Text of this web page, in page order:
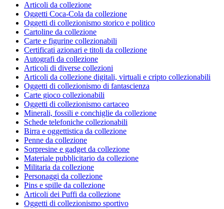
Articoli da collezione
Oggetti Coca-Cola da collezione
Oggetti di collezionismo storico e politico
Cartoline da collezione
Carte e figurine collezionabili
Certificati azionari e titoli da collezione
Autografi da collezione
Articoli di diverse collezioni
Articoli da collezione digitali, virtuali e cripto collezionabili
Oggetti di collezionismo di fantascienza
Carte gioco collezionabili
Oggetti di collezionismo cartaceo
Minerali, fossili e conchiglie da collezione
Schede telefoniche collezionabili
Birra e oggettistica da collezione
Penne da collezione
Sorpresine e gadget da collezione
Materiale pubblicitario da collezione
Militaria da collezione
Personaggi da collezione
Pins e spille da collezione
Articoli dei Puffi da collezione
Oggetti di collezionismo sportivo